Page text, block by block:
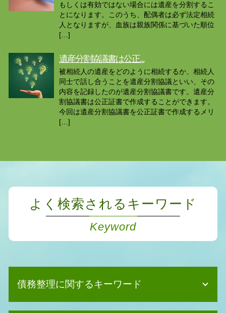
もしくは有効ではない場合には遺産を分割するこ
とになります。このうち、配偶者は必ず法定相続
人となりますが、血族は親族関係に基づいた順位
[…]
遺産分割協議書は公正...
被相続人の遺産をどのように相続するか、相続人
同士で話し合うことを遺産分割協議といい、その
内容を記録したのが遺産分割協議書です。遺産分
割協議書は公正証書で作成することができます。
今回は遺産分割協議書を公正証書で作成するメリ
[…]
よく検索されるキーワード
Keyword
債務整理に関するキーワード